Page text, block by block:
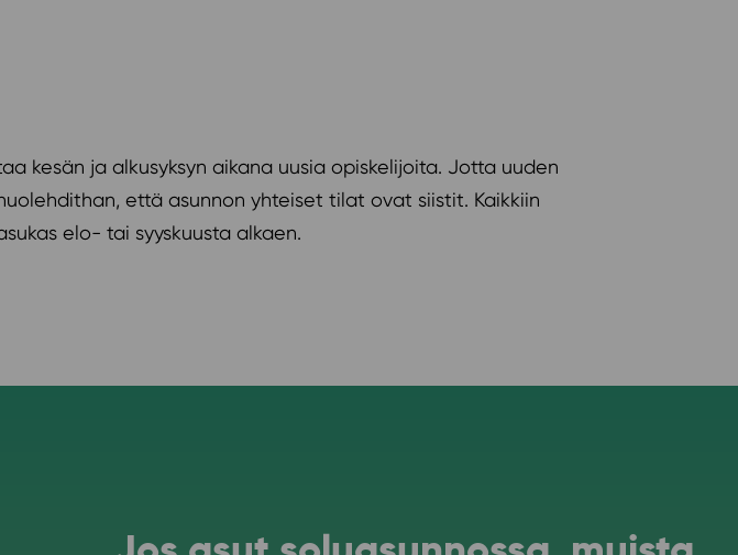
kesän ja alkusyksyn aikana uusia opiskelijoita. Jotta uuden
että asunnon yhteiset tilat ovat siistit. Kaikkiin
elo- tai syyskuusta alkaen.